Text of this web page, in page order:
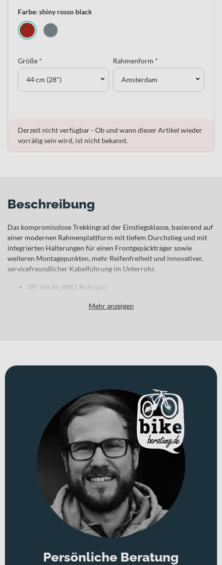
Farbe: shiny rosso black
Größe *
44 cm (28")
Rahmenform *
Amsterdam
Derzeit nicht verfügbar - Ob und wann dieser Artikel wieder
vorrätig sein wird, ist nicht bekannt.
Beschreibung
Das kompromisslose Trekkingrad der Einstiegsklasse, basierend auf
einer modernen Rahmenplattform mit tiefem Durchstieg und mit
integrierten Halterungen für einen Frontgepäckträger sowie
weiteren Montagepunkten, mehr Reifenfreiheit und innovativer,
servicefreundlicher Kabelführung im Unterrohr.
28", lite AL-6061 Rohrsatz
Mehr anzeigen
Persönliche Beratung